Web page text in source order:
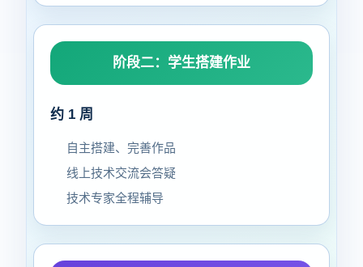
阶段二：学生搭建作业
约 1 周
自主搭建、完善作品
线上技术交流会答疑
技术专家全程辅导